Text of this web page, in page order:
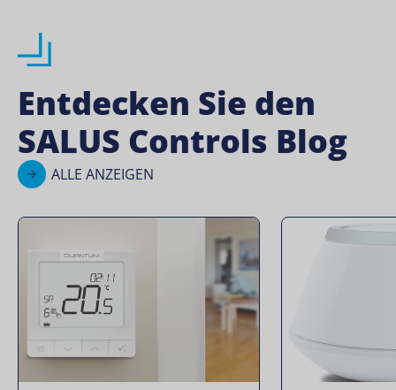
Entdecken Sie den
SALUS Controls Blog
ALLE ANZEIGEN